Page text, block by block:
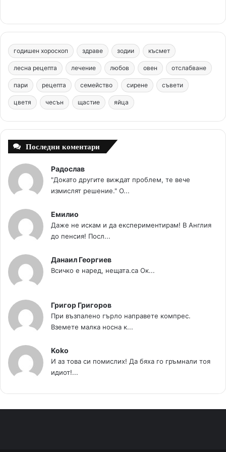
e
b
o
o
k
t
e
r
e
s
t
T
u
b
e
t
a
g
r
m
c
m
годишен хороскоп здраве зодии късмет
лесна рецепта лечение любов овен отслабване
пари рецепта семейство сирене съвети
цветя чесън щастие яйца
Последни коментари
Радослав
"Докато другите виждат проблем, те вече
измислят решение." О...
Емилио
Даже не искам и да експериментирам! В Англия
до пенсия! Посл...
Данаил Георгиев
Всичко е наред, нещата.са Ок...
Григор Григоров
При възпалено гърло направете компрес.
Вземете малка носна к...
Koko
И аз това си помислих! Да бяха го гръмнали тоя
идиот!...